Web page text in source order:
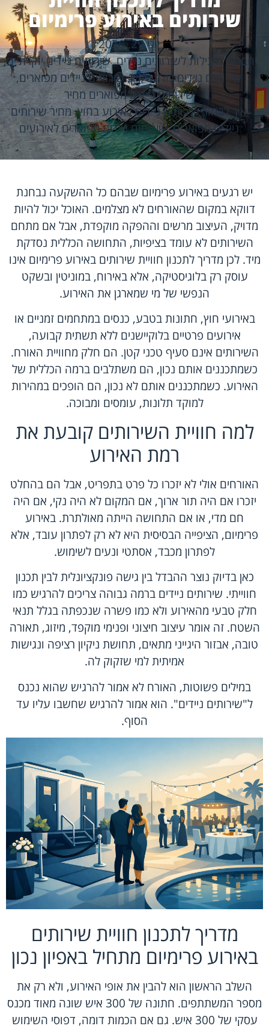
שירותים באירוע פרימיום
יוני 29, 2026
חברות מובילות לשירותים ניידים,שירותים ניידים יוקרתיים,
שירותים ניידים כולל ניקיון,שירותים ניידים מפוארים,
שירותים ניידים מפוארים מחיר
איך לבחור שירותים ניידים לאירוע בחוץ,מחיר שירותים
ניידים מפוארים,שירותים ניידים מפוארים לאירועים
יש רגעים באירוע פרימיום שבהם כל ההשקעה נבחנת
דווקא במקום שהאורחים לא מצלמים. האוכל יכול להיות
מדויק, העיצוב מרשים וההפקה מוקפדת, אבל אם מתחם
השירותים לא עומד בציפיות, התחושה הכללית נסדקת
מיד. לכן מדריך לתכנון חוויית שירותים באירוע פרימיום אינו
עוסק רק בלוגיסטיקה, אלא באירוח, במוניטין ובשקט
הנפשי של מי שמארגן את האירוע.
באירועי חוץ, חתונות בטבע, כנסים במתחמים זמניים או
אירועים פרטיים בלוקיישנים ללא תשתית קבועה,
השירותים אינם סעיף טכני קטן. הם חלק מחוויית האורח.
כשמתכננים אותם נכון, הם משתלבים ברמה הכללית של
האירוע. כשמתכננים אותם לא נכון, הם הופכים במהירות
למוקד תלונות, עומסים ומבוכה.
למה חוויית השירותים קובעת את
רמת האירוע
האורחים אולי לא יזכרו כל פרט בתפריט, אבל הם בהחלט
יזכרו אם היה תור ארוך, אם המקום לא היה נקי, אם היה
חם מדי, או אם התחושה הייתה מאולתרת. באירוע
פרימיום, הציפייה הבסיסית היא לא רק לפתרון עובד, אלא
לפתרון מכבד, אסתטי ונעים לשימוש.
כאן בדיוק נוצר ההבדל בין גישה פונקציונלית לבין תכנון
חווייתי. שירותים ניידים ברמה גבוהה צריכים להרגיש כמו
חלק טבעי מהאירוע ולא כמו פשרה שנכפתה בגלל תנאי
השטח. זה אומר עיצוב חיצוני ופנימי מוקפד, מיזוג, תאורה
טובה, אבזור היגייני מתאים, תחושת ניקיון רציפה ונגישות
אמיתית למי שזקוק לה.
במילים פשוטות, האורח לא אמור להרגיש שהוא נכנס
ל"שירותים ניידים". הוא אמור להרגיש שחשבו עליו עד
הסוף.
מדריך לתכנון חוויית שירותים
באירוע פרימיום מתחיל באפיון נכון
השלב הראשון הוא להבין את אופי האירוע, ולא רק את
מספר המשתתפים. חתונה של 300 איש שונה מאוד מכנס
עסקי של 300 איש. גם אם הכמות דומה, דפוסי השימוש